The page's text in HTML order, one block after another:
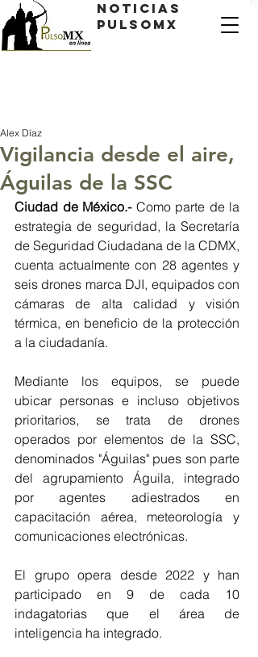
Noticias
PulsoMX
Vigilancia desde el aire,
Águilas de la SSC
Alex Díaz
Ciudad de México.- Como parte de la
estrategia de seguridad, la Secretaría
de Seguridad Ciudadana de la CDMX,
cuenta actualmente con 28 agentes y
seis drones marca DJI, equipados con
cámaras de alta calidad y visión
térmica, en beneficio de la protección
a la ciudadanía.
Mediante los equipos, se puede
ubicar personas e incluso objetivos
prioritarios, se trata de drones
operados por elementos de la SSC,
denominados "Águilas" pues son parte
del agrupamiento Águila, integrado
por agentes adiestrados en
capacitación aérea, meteorología y
comunicaciones electrónicas.
El grupo opera desde 2022 y han
participado en 9 de cada 10
indagatorias que el área de
inteligencia ha integrado.